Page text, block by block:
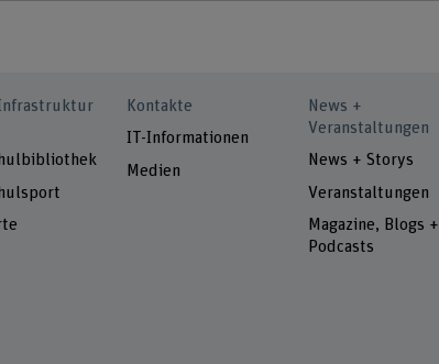
Kontakte
IT-Informationen
Medien
News +
Veranstaltungen
News + Storys
Veranstaltungen
Magazine, Blogs +
Podcasts